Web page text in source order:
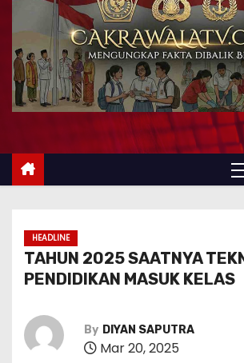
HEADLINE
TAHUN 2025 SAATNYA
PENDIDIKAN MASUK KELAS
By DIYAN SAPUTRA
Mar 20, 2025